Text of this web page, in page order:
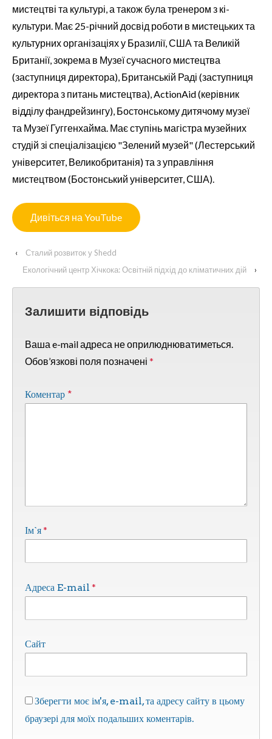
мистецтві та культурі, а також була тренером з кі-
культури. Має 25-річний досвід роботи в мистецьких та
культурних організаціях у Бразилії, США та Великій
Британії, зокрема в Музеї сучасного мистецтва
(заступниця директора), Британській Раді (заступниця
директора з питань мистецтва), ActionAid (керівник
відділу фандрейзингу), Бостонському дитячому музеї
та Музеї Гуггенхайма. Має ступінь магістра музейних
студій зі спеціалізацією "Зелений музей" (Лестерський
університет, Великобританія) та з управління
мистецтвом (Бостонський університет, США).
Дивіться на YouTube
‹
Сталий розвиток у Shedd
Екологічний центр Хічкока: Освітній підхід до кліматичних дій
›
Залишити відповідь
Ваша e-mail адреса не оприлюднюватиметься.
Обов’язкові поля позначені *
Коментар *
Ім`я*
Адреса E-mail *
Сайт
Зберегти моє ім'я, e-mail, та адресу сайту в цьому
браузері для моїх подальших коментарів.